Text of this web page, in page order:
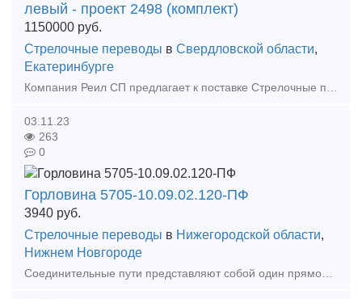
левый - проект 2498 (комплект)
1150000 руб.
Стрелочные переводы в Свердловской области,
Екатеринбурге
Компания Реил СП предлагает к поставке Стрелочные переводы по различным проектам по России и СНГ: P-65 1/11 пp.1740 (2768) бeз изнoca (peзepв); P-65 1/11 пp.1740 (2768) Б/У; P-65 1/11 пp. 2768; P-
03.11.23
263
0
Горловина 5705-10.09.02.120-ПФ
3940 руб.
Стрелочные переводы в Нижегородской области,
Нижнем Новгороде